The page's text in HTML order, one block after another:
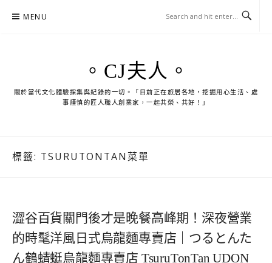
MENU
。CJ夫人。
關於當代文化體驗採集與紀錄的一切。「目前正在旅居各地，挖掘用心生活、處
事謹慎的匠人職人創業家，一起共榮、共好！」
標籤: TSURUTONTAN菜單
澀谷百貨關門後才是晚餐高峰期！深夜營業
的時髦洋風日式烏龍麵專賣店｜つるとんた
ん鶴蜻蜓烏龍麵專賣店 TsuruTonTan UDON